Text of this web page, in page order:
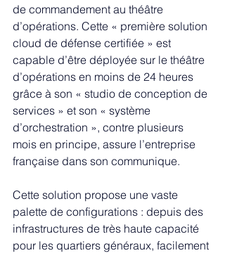
de commandement au théâtre
d’opérations. Cette « première solution
cloud de défense certifiée » est
capable d’être déployée sur le théâtre
d’opérations en moins de 24 heures
grâce à son « studio de conception de
services » et son « système
d’orchestration », contre plusieurs
mois en principe, assure l’entreprise
française dans son communique.
Cette solution propose une vaste
palette de configurations : depuis des
infrastructures de très haute capacité
pour les quartiers généraux, facilement